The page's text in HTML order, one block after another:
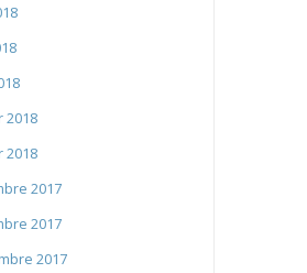
2018
2018
2017
2017
2017